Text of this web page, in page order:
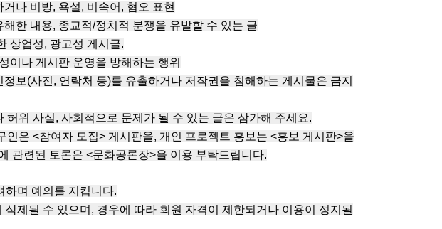
나 비방, 욕설, 비속어, 혐오 표현
한 내용, 종교적/정치적 분쟁을 유발할 수 있는 글
상업성, 광고성 게시글.
이나 게시판 운영을 방해하는 행위
보(사진, 연락처 등)를 유출하거나 저작권을 침해하는 게시물은 금지
위 사실, 사회적으로 문제가 될 수 있는 글은 삼가해 주세요.
은 <참여자 모집> 게시판을, 개인 프로젝트 홍보는 <홍보 게시판>을
관련된 토론은 <문화공론장>을 이용 부탁드립니다.
하며 예의를 지킵니다.
제될 수 있으며, 경우에 따라 회원 자격이 제한되거나 이용이 정지될